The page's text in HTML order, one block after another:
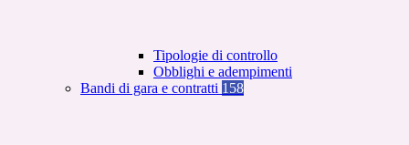
Tipologie di controllo
Obblighi e adempimenti
Bandi di gara e contratti 158